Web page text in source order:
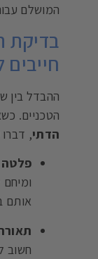
המושלם
בדיקת
ההבדל בין
הטכניים.
הדתי,
פלטה
אותם
חשוב